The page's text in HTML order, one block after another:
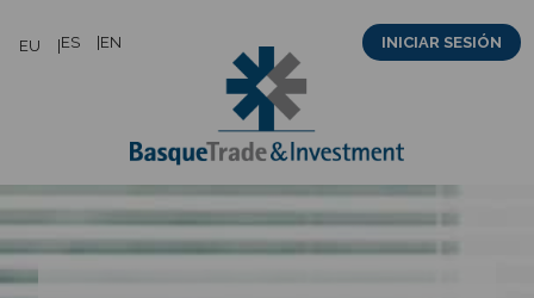
EU ES EN INICIAR SESIÓN